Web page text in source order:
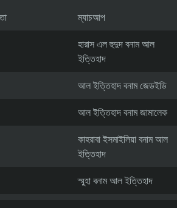
ম্যাচআপ
হারাস এল হুদুদ বনাম আল
ইত্তিহাদ
আল ইত্তিহাদ বনাম জেডইডি
আল ইত্তিহাদ বনাম জামালেক
কাহরাবা ইসমাইলিয়া বনাম আল
ইত্তিহাদ
স্মুহা বনাম আল ইত্তিহাদ